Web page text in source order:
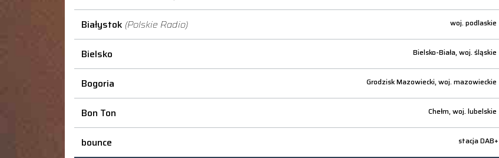
Białystok (Polskie Radio) woj. podlaskie
Bielsko Bielsko-Biała, woj. śląskie
Bogoria Grodzisk Mazowiecki, woj. mazowieckie
Bon Ton Chełm, woj. lubelskie
bounce stacja DAB+